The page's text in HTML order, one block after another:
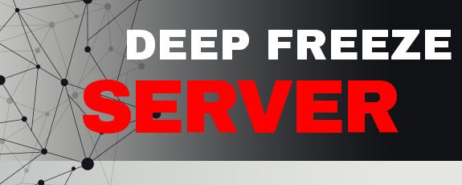
DEEP FREEZE
SERVER